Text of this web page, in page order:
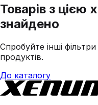
Товарів з цією
знайдено
Спробуйте інші
продуктів.
До каталогу